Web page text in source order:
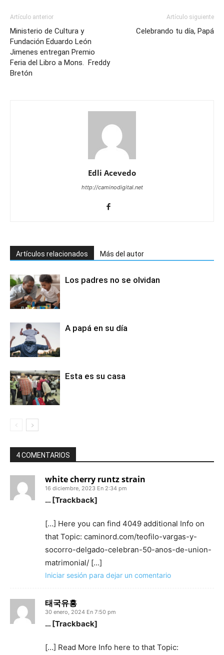
Artículo anterior
Ministerio de Cultura y
Fundación Eduardo León
Jimenes entregan Premio
Feria del Libro a Mons. Freddy
Bretón
Artículo siguiente
Celebrando tu día, Papá
Edli Acevedo
http://caminodigital.net
Artículos relacionados Más del autor
Los padres no se olvidan
A papá en su día
Esta es su casa
4 COMENTARIOS
white cherry runtz strain
16 diciembre, 2023 En 2:34 pm
… [Trackback]
[…] Here you can find 4049 additional Info on
that Topic: caminord.com/teofilo-vargas-y-
socorro-delgado-celebran-50-anos-de-union-
matrimonial/ […]
Iniciar sesión para dejar un comentario
태국유흥
30 enero, 2024 En 7:50 pm
… [Trackback]
[…] Read More Info here to that Topic: